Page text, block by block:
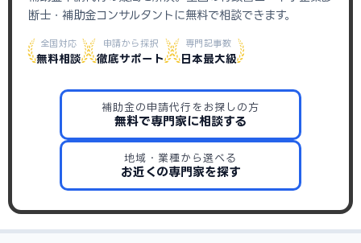
断士・補助金コンサルタントに無料で相談できます。
全国対応
無料相談
申請から採択
徹底サポート
専門記事数
日本最大級
補助金の申請代行をお探しの方
無料で専門家に相談する
地域・業種から選べる
お近くの専門家を探す